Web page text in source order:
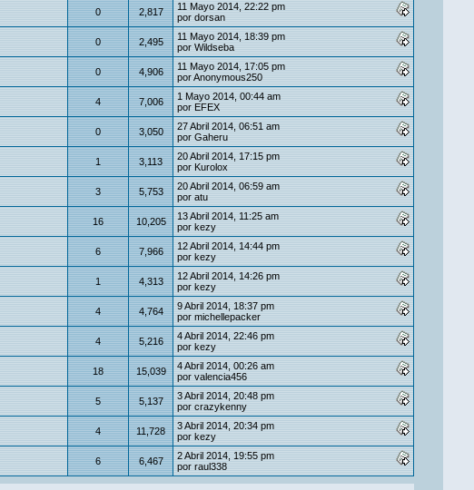
0 2,817
11 Mayo 2014, 22:22 pm
por dorsan
0 2,495
11 Mayo 2014, 18:39 pm
por Wildseba
0 4,906
11 Mayo 2014, 17:05 pm
porAnonymous250
4 7,006
1 Mayo 2014, 00:44 am
por EFEX
0 3,050
27 Abril 2014, 06:51 am
por Gaheru
1 3,113
20 Abril 2014, 17:15 pm
por Kurolox
3 5,753
20 Abril 2014, 06:59 am
por atu
16 10,205
13 Abril 2014, 11:25 am
por kezy
6 7,966
12 Abril 2014, 14:44 pm
por kezy
1 4,313
12 Abril 2014, 14:26 pm
por kezy
4 4,764
9 Abril 2014, 18:37 pm
por michellepacker
4 5,216
4 Abril 2014, 22:46 pm
por kezy
18 15,039
4 Abril 2014, 00:26 am
por valencia456
5 5,137
3 Abril 2014, 20:48 pm
por crazykenny
4 11,728
3 Abril 2014, 20:34 pm
por kezy
6 6,467
2 Abril 2014, 19:55 pm
por raul338